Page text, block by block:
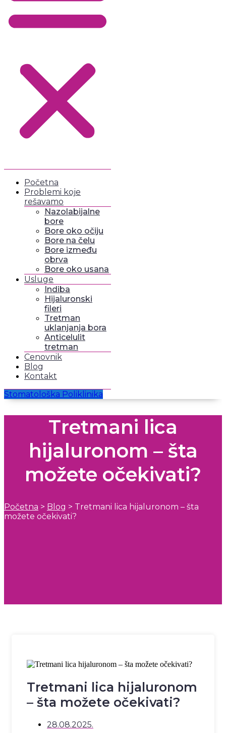
Početna
Problemi koje
rešavamo
Nazolabijalne
bore
Bore oko očiju
Bore na čelu
Bore između
obrva
Bore oko usana
Usluge
Indiba
Hijaluronski
fileri
Tretman
uklanjanja bora
Anticelulit
tretman
Cenovnik
Blog
Kontakt
Stomatološka Poliklinika
Tretmani lica
hijaluronom – šta
možete očekivati?
Početna > Blog > Tretmani lica hijaluronom – šta
možete očekivati?
Tretmani lica hijaluronom
– šta možete očekivati?
28.08.2025.